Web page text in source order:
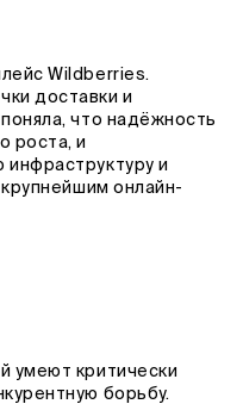
Wildberries.
доставки и
что надёжность
роста, и
инфраструктуру и
крупнейшим онлайн-
умеют критически
борьбу.